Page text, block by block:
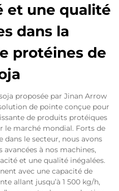
et une qualité
dans la
protéines de
proposée par Jinan Arrow
de pointe conçue pour
de produits protéiques
le marché mondial. Forts de
dans le secteur, nous avons
à nos machines,
et une qualité inégalées.
avec une capacité de
allant jusqu’à 1 500 kg/h,